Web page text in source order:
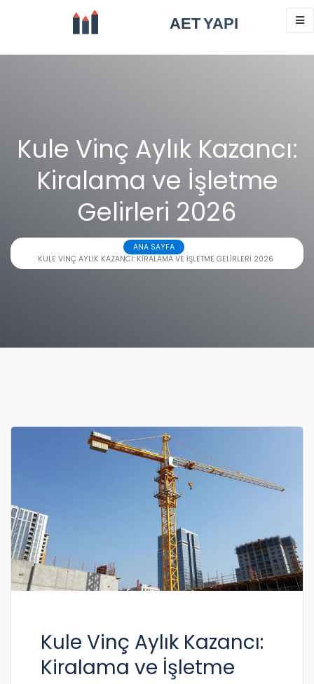
Kule Vinç Aylık Kazancı:
Kiralama ve İşletme
Gelirleri 2026
ANA SAYFA
KULE VINÇ AYLIK KAZANCI: KIRALAMA VE İŞLETME GELIRLERI 2026
Kule Vinç Aylık Kazancı:
Kiralama ve İşletme